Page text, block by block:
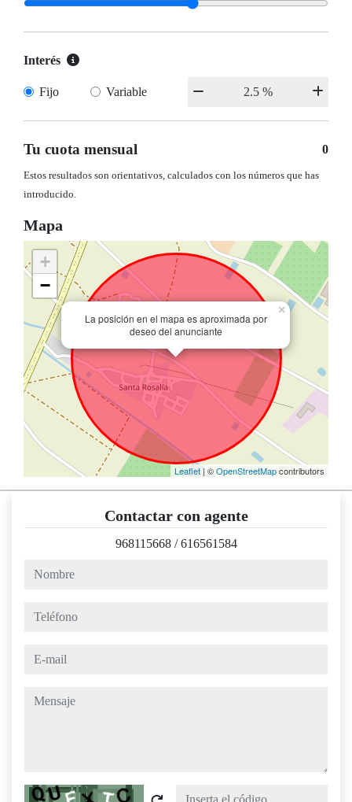
Interés
Fijo Variable
Tu cuota mensual 0
Estos resultados son orientativos, calculados con los números que has
introducido.
Mapa
La posición en el mapa es aproximada por
deseo del anunciante
×
+
−
Leaflet | ©OpenStreetMapcontributors
Contactar con agente
968115668 /616561584
nombre
teléfono
e-mail
mensaje
Captcha